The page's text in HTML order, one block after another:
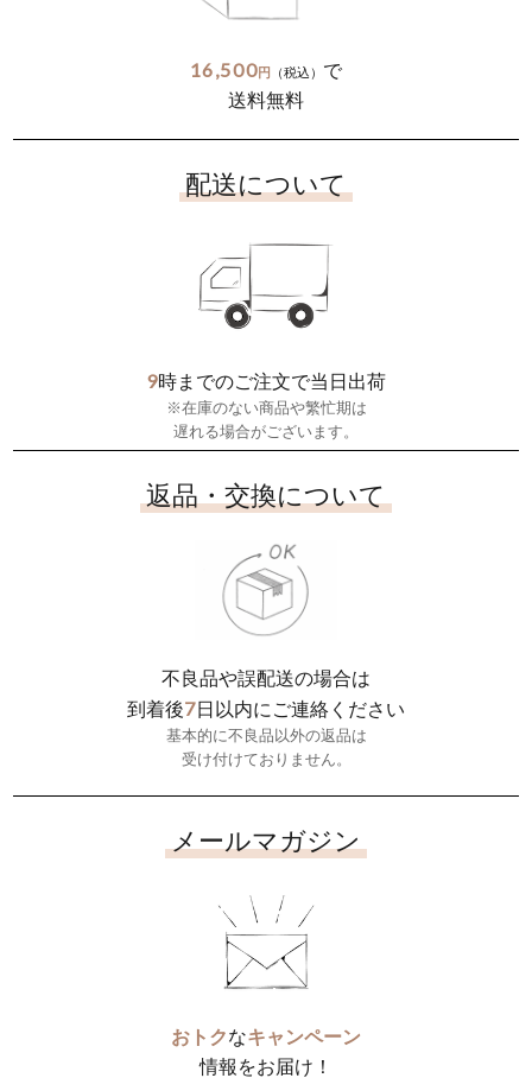
16,500円 （税込） で
送料無料
配送について
9時までのご注文で当日出荷
※在庫のない商品や繁忙期は
遅れる場合がございます。
返品・交換について
不良品や誤配送の場合は
到着後7日以内にご連絡ください
基本的に不良品以外の返品は
受け付けておりません。
メールマガジン
おトクなキャンペーン
情報をお届け！